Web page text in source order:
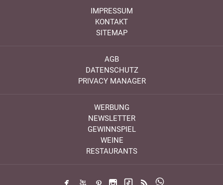
IMPRESSUM
KONTAKT
SITEMAP
AGB
DATENSCHUTZ
PRIVACY MANAGER
WERBUNG
NEWSLETTER
GEWINNSPIEL
WEINE
RESTAURANTS